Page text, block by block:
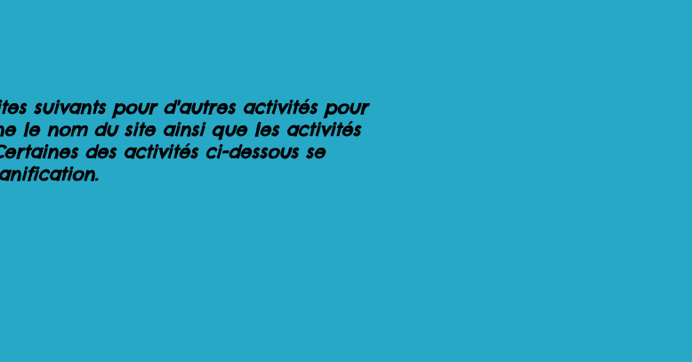
suivants pour d'autres activités pour
le nom du site ainsi que les activités
des activités ci-dessous se